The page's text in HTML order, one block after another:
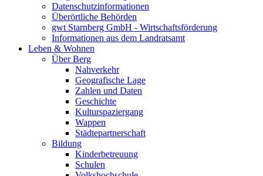
Datenschutzinformationen
Überörtliche Behörden
gwt Starnberg GmbH - Wirtschaftsförderung
Informationen aus dem Landratsamt
Leben & Wohnen
Über Berg
Nahverkehr
Geografische Lage
Zahlen und Daten
Geschichte
Kulturspaziergang
Wappen
Städtepartnerschaft
Bildung
Kinderbetreuung
Schulen